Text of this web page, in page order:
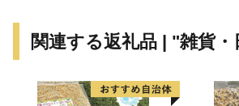
関連する返礼品 | "雑貨・